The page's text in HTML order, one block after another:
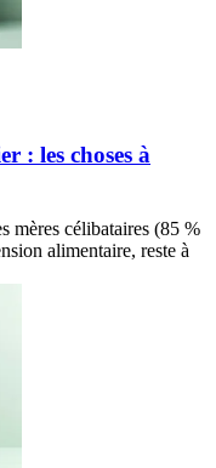
: les choses à
mères célibataires (85 %
alimentaire, reste à